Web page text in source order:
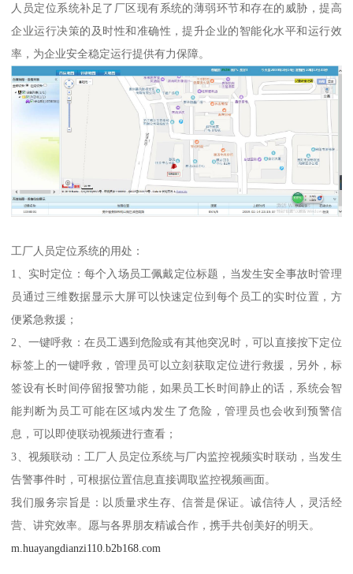
人员定位系统补足了厂区现有系统的薄弱环节和存在的威胁，提高
企业运行决策的及时性和准确性，提升企业的智能化水平和运行效
率，为企业安全稳定运行提供有力保障。
工厂人员定位系统的用处：
1、实时定位：每个入场员工佩戴定位标题，当发生安全事故时管理
员通过三维数据显示大屏可以快速定位到每个员工的实时位置，方
便紧急救援；
2、一键呼救：在员工遇到危险或有其他突况时，可以直接按下定位
标签上的一键呼救，管理员可以立刻获取定位进行救援，另外，标
签设有长时间停留报警功能，如果员工长时间静止的话，系统会智
能判断为员工可能在区域内发生了危险，管理员也会收到预警信
息，可以即使联动视频进行查看；
3、视频联动：工厂人员定位系统与厂内监控视频实时联动，当发生
告警事件时，可根据位置信息直接调取监控视频画面。
我们服务宗旨是：以质量求生存、信誉是保证。诚信待人，灵活经
营、讲究效率。愿与各界朋友精诚合作，携手共创美好的明天。
m.huayangdianzi110.b2b168.com